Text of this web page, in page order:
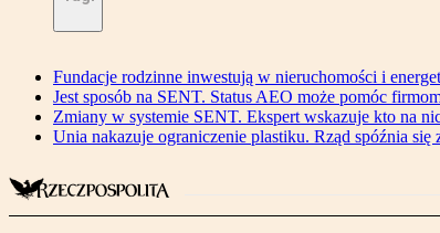
Fundacje rodzinne inwestują w nieruchomości i
Jest sposób na SENT. Status AEO może pomóc
Zmiany w systemie SENT. Ekspert wskazuje kto na
Unia nakazuje ograniczenie plastiku. Rząd spóźnia się